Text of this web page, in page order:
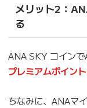
メリット2：
る
ANA SKY コインで
プレミアムポイン
ちなみに、ANAマ